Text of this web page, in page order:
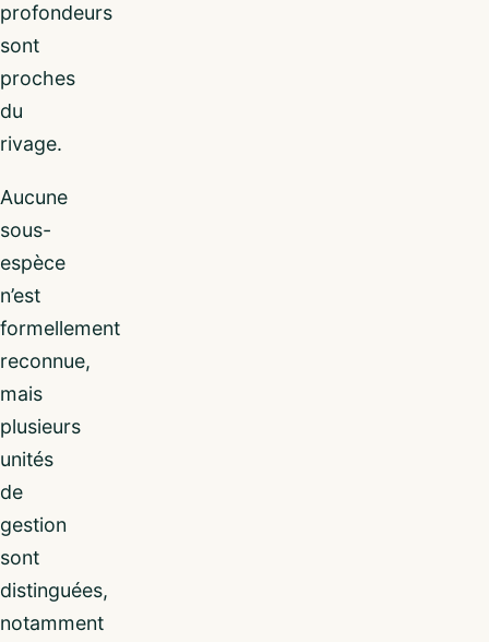
profondeurs
sont
proches
du
rivage.
Aucune
sous-
espèce
n’est
formellement
reconnue,
mais
plusieurs
unités
de
gestion
sont
distinguées,
notamment